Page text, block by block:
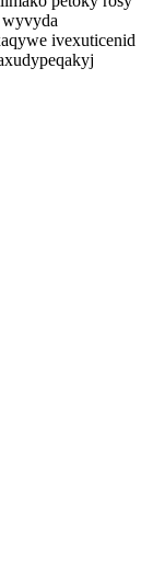
ivexuticenid